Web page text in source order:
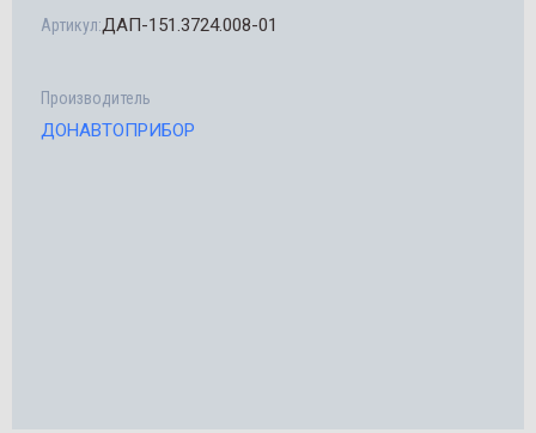
Артикул:ДАП-151.3724.008-01
Производитель
ДОНАВТОПРИБОР